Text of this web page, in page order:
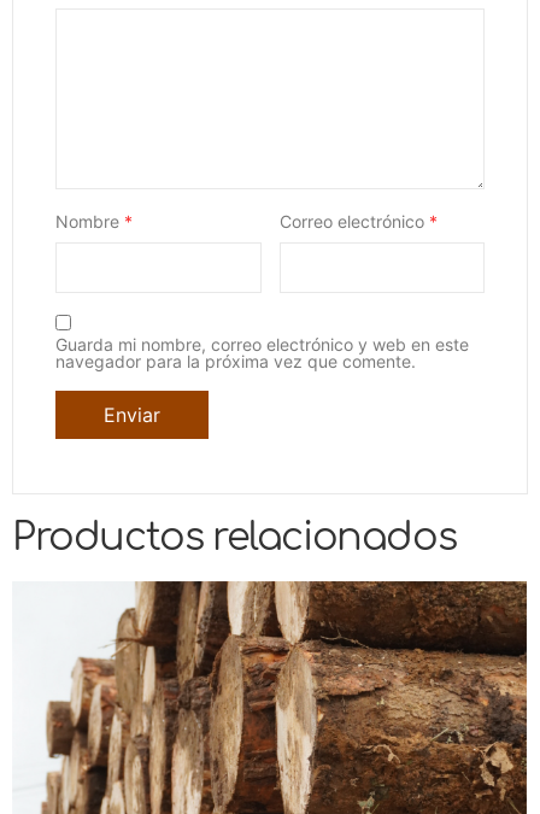
Nombre * Correo electrónico *
Guarda mi nombre, correo electrónico y web en este
navegador para la próxima vez que comente.
Productos relacionados